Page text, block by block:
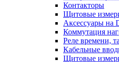
Контакторы
Щитовые
Аксессуары на
Коммутация
Реле времени,
Кабельные
Щитовые